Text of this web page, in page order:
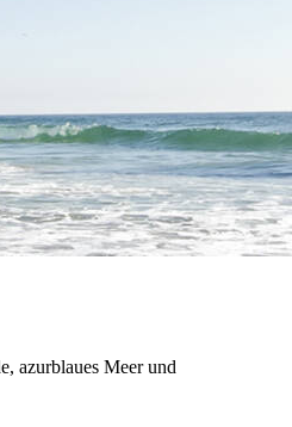
azurblaues Meer und